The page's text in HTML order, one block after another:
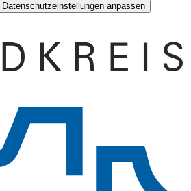
Datenschutzeinstellungen anpassen